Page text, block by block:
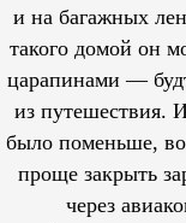
и на багажных
такого домой он
царапинами —
из путешествия.
было поменьше,
проще закрыть
через